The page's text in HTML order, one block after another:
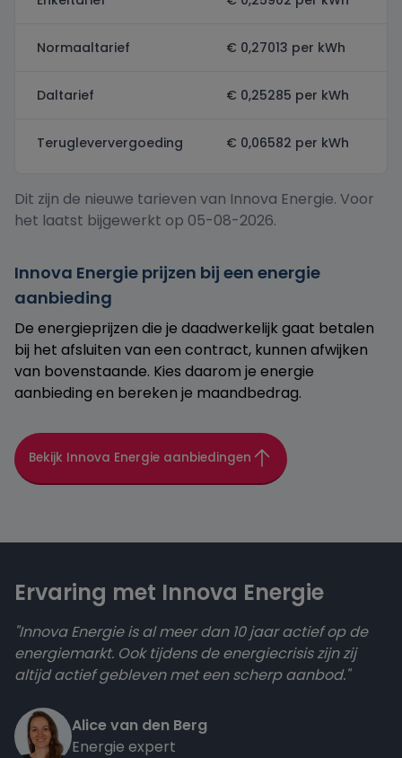
Normaaltarief € 0,27013 per kWh
Daltarief € 0,25285 per kWh
Terugleververgoeding € 0,06582 per kWh
Dit zijn de nieuwe tarieven van Innova Energie. Voor
het laatst bijgewerkt op 05-08-2026.
Innova Energie prijzen bij een energie
aanbieding
De energieprijzen die je daadwerkelijk gaat betalen
bij het afsluiten van een contract, kunnen afwijken
van bovenstaande. Kies daarom je energie
aanbieding en bereken je maandbedrag.
Bekijk Innova Energie aanbiedingen
Ervaring met Innova Energie
"Innova Energie is al meer dan 10 jaar actief op de
energiemarkt. Ook tijdens de energiecrisis zijn zij
altijd actief gebleven met een scherp aanbod."
Alice van den Berg
Energie expert